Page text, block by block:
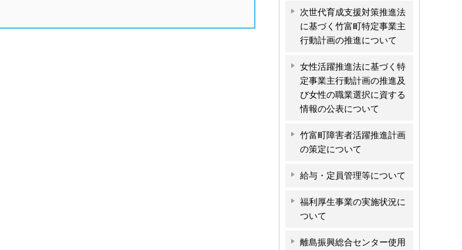
次世代育成支援対策推進法
に基づく竹富町特定事業主
行動計画の推進について
女性活躍推進法に基づく特
定事業主行動計画の推進及
び女性の職業選択に資する
情報の公表について
竹富町障害者活躍推進計画
の策定について
給与・定員管理等について
福利厚生事業の実施状況に
ついて
離島振興総合センター使用